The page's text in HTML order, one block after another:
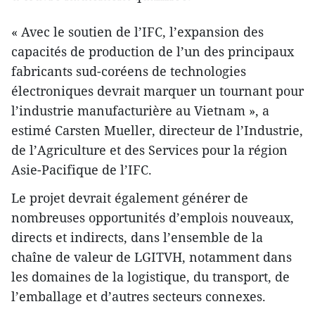
« Avec le soutien de l’IFC, l’expansion des
capacités de production de l’un des principaux
fabricants sud-coréens de technologies
électroniques devrait marquer un tournant pour
l’industrie manufacturière au Vietnam », a
estimé Carsten Mueller, directeur de l’Industrie,
de l’Agriculture et des Services pour la région
Asie-Pacifique de l’IFC.
Le projet devrait également générer de
nombreuses opportunités d’emplois nouveaux,
directs et indirects, dans l’ensemble de la
chaîne de valeur de LGITVH, notamment dans
les domaines de la logistique, du transport, de
l’emballage et d’autres secteurs connexes.